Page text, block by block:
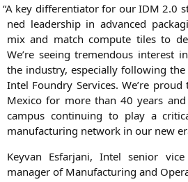
“A key dif­fe­ren­tia­tor for our IDM 2.0
ned lea­der­ship in advan­ced
mix and match com­pu­te tiles to
We’re see­ing tre­men­dous inte­rest
the indus­try, espe­ci­al­ly fol­lo­wing
Intel Foundry Ser­vices. We’re
Mexi­co for more than 40 years
cam­pus con­ti­nuing to play a
manu­fac­tu­ring net­work in our new
Key­van Esfar­ja­ni, Intel seni­or
mana­ger of Manu­fac­tu­ring and